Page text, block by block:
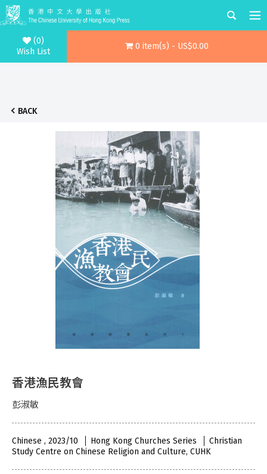
(0)
Wish List
0 item(s) - US$0.00
BACK
香港漁民教會
彭淑敏
Chinese , 2023/10 Hong Kong Churches Series
Christian
Study Centre on Chinese Religion and Culture, CUHK